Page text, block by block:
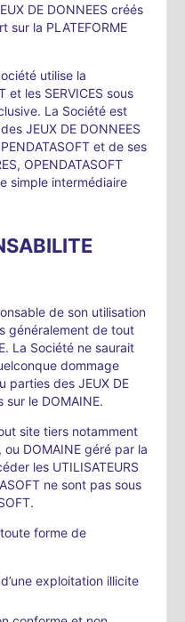
DE DONNEES créés
la PLATEFORME
utilise la
et les SERVICES sous
La Société est
JEUX DE DONNEES
et de ses
OPENDATASOFT
simple intermédiaire
de son utilisation
généralement de tout
La Société ne saurait
dommage
parties des JEUX DE
sur le DOMAINE.
site tiers notamment
DOMAINE géré par la
les UTILISATEURS
ne sont pas sous
forme de
exploitation illicite